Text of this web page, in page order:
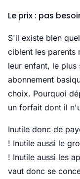
Le prix : pas
S'il existe bien
ciblent les parents
leur enfant, le
abonnement
choix. Pourquoi
un forfait dont il
Inutile donc de
! Inutile aussi le
! Inutile aussi les
vaut donc se